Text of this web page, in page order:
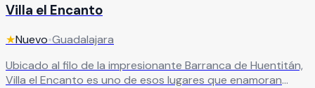
Villa el Encanto
★Nuevo•Guadalajara
Ubicado al filo de la impresionante Barranca de Huentitán,
Villa el Encanto es uno de esos lugares que enamoran